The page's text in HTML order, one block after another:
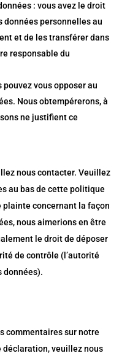
: vous avez le droit
données personnelles au
et de les transférer dans
responsable du
pouvez vous opposer au
Nous obtempérerons, à
ne justifient ce
nous contacter. Veuillez
au bas de cette politique
plainte concernant la façon
nous aimerions en être
le droit de déposer
de contrôle (l’autorité
données).
commentaires sur notre
veuillez nous